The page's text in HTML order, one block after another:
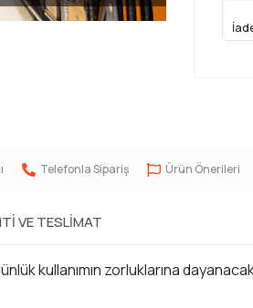
Telefonla Sipariş Ürün Önerileri
VE TESLIMAT
kullanımın zorluklarına